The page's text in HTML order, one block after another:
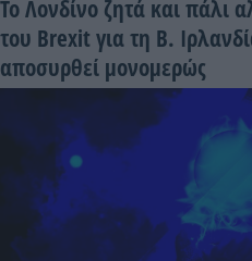
Το Λονδίνο ζητά και πάλι
του Brexit για τη Β.
αποσυρθεί μονομερώς